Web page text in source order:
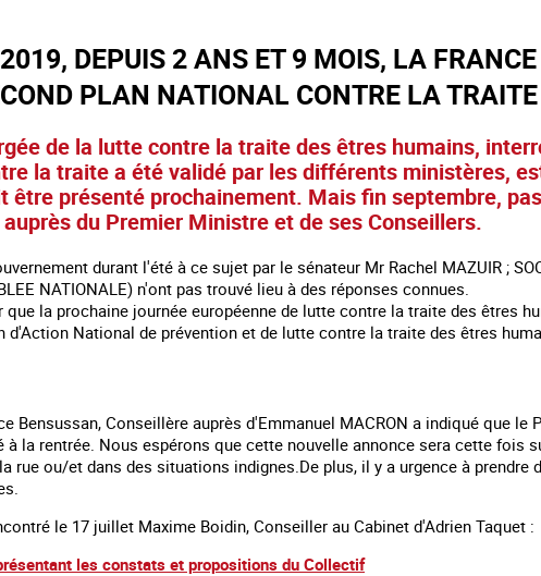
DEPUIS 2 ANS ET 9 MOIS, LA
PLAN NATIONAL CONTRE LA
de la lutte contre la traite des êtres humains,
la traite a été validé par les différents ministères,
être présenté prochainement. Mais fin septembre,
du Premier Ministre et de ses Conseillers.
durant l'été à ce sujet par le sénateur Mr Rachel MAZUIR ;
NATIONALE) n'ont pas trouvé lieu à des réponses connues.
que la prochaine journée européenne de lutte contre la traite des êtres
d'Action National de prévention et de lutte contre la traite des êtres
Bensussan, Conseillère auprès d'Emmanuel MACRON a indiqué que
à la rentrée. Nous espérons que cette nouvelle annonce sera cette fois
rue ou/et dans des situations indignes.De plus, il y a urgence à prendre
le 17 juillet Maxime Boidin, Conseiller au Cabinet d'Adrien Taquet :
les constats et propositions du Collectif